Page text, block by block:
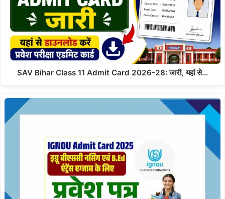
SAV Bihar Class 11 Admit Card 2026-28: जारी, यहां से…